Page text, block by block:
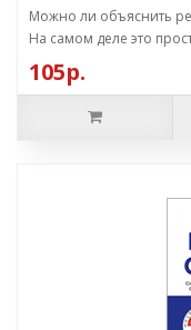
Можно ли объяснить
На самом деле это
105р.